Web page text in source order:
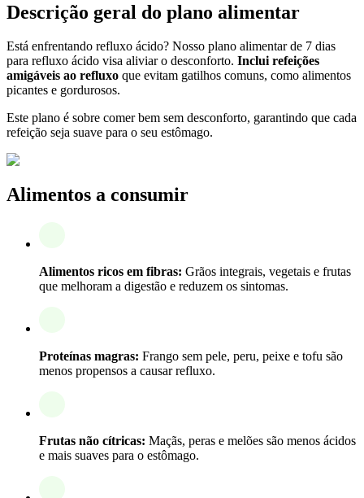
Descrição geral do plano alimentar
Está enfrentando refluxo ácido? Nosso plano alimentar de 7 dias
para refluxo ácido visa aliviar o desconforto. Inclui refeições
amigáveis ao refluxo que evitam gatilhos comuns, como alimentos
picantes e gordurosos.
Este plano é sobre comer bem sem desconforto, garantindo que cada
refeição seja suave para o seu estômago.
Alimentos a consumir
Alimentos ricos em fibras: Grãos integrais, vegetais e frutas
que melhoram a digestão e reduzem os sintomas.
Proteínas magras: Frango sem pele, peru, peixe e tofu são
menos propensos a causar refluxo.
Frutas não cítricas: Maçãs, peras e melões são menos ácidos
e mais suaves para o estômago.